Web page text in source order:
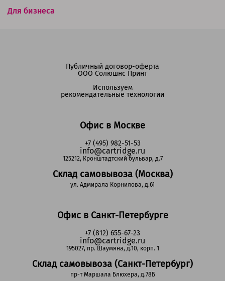
Для бизнеса
Офис в Москве
+7 (495) 982-51-53
info@cartridge.ru
125212, Кронштадтский бульвар, д.7
Склад самовывоза (Москва)
ул. Адмирала Корнилова, д.61
Офис в Санкт-Петербурге
+7 (812) 655-67-23
info@cartridge.ru
195027, пр. Шаумяна, д.10, корп. 1
Склад самовывоза (Санкт-Петербург)
пр-т Маршала Блюхера, д.78Б
Публичный договор-оферта
ООО Солюшнс Принт
Используем
рекомендательные технологии